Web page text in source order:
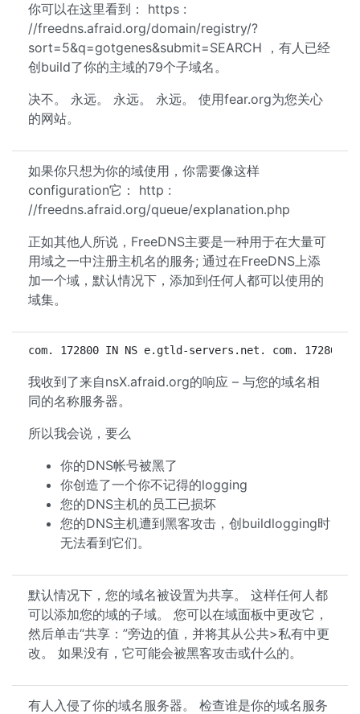
你可以在这里看到： https :
//freedns.afraid.org/domain/registry/?
sort=5&q=gotgenes&submit=SEARCH ，有人已经
创build了你的主域的79个子域名。
决不。 永远。 永远。 永远。 使用fear.org为您关心
的网站。
如果你只想为你的域使用，你需要像这样
configuration它： http :
//freedns.afraid.org/queue/explanation.php
正如其他人所说，FreeDNS主要是一种用于在大量可
用域之一中注册主机名的服务; 通过在FreeDNS上添
加一个域，默认情况下，添加到任何人都可以使用的
域集。
com. 172800 IN NS e.gtld-servers.net. com.
我收到了来自nsX.afraid.org的响应 – 与您的域名相
同的名称服务器。
所以我会说，要么
你的DNS帐号被黑了
你创造了一个你不记得的logging
您的DNS主机的员工已损坏
您的DNS主机遭到黑客攻击，创buildlogging时
无法看到它们。
默认情况下，您的域名被设置为共享。 这样任何人都
可以添加您的域的子域。 您可以在域面板中更改它，
然后单击“共享：”旁边的值，并将其从公共>私有中更
改。 如果没有，它可能会被黑客攻击或什么的。
有人入侵了你的域名服务器。 检查谁是你的域名服务